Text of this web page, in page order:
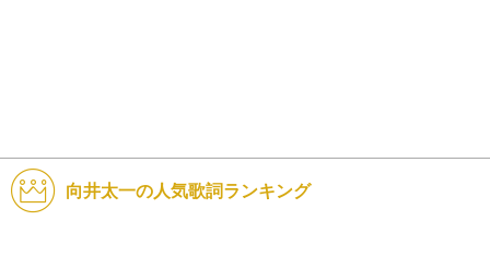
向井太一の人気歌詞ランキング